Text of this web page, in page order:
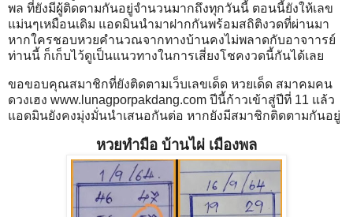
พล ที่ยังมีผู้ติดตามกันอยู่จำนวนมากถึงทุกวันนี้ ตอนนี้ยังให้เลข
แม่นๆเหมือนเดิม แอดมินนำมาฝากกันพร้อมสถิติงวดที่ผ่านมา
หากใครชอบหวยคำนวณจากทางบ้านคงไม่พลาดกับอาจาารย์
ท่านนี้ ก็เก็บไว้ดูเป็นแนวทางในการเสี่ยงโชคงวดนี้กันได้เลย
ขอขอบคุณสมาชิกที่ยังติดตามเว็บเลขเด็ด หวยเด็ด สมาคมคน
ดวงเฮง www.lunagporpakdang.com ปีนี้ก้าวเข้าสู่ปีที่ 11 แล้ว
แอดมินยังคงมุ่งมั่นนำเสนอกันต่อ หากยังมีสมาชิกติดตามกันอยู่
หวยทำมือ บ้านไผ่ เมืองพล